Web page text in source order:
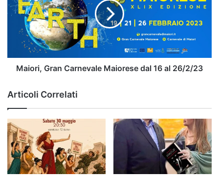
Maiorese
dal
26/2/23
Maiori, Gran Carnevale Maiorese dal 16 al 26/2/23
Articoli Correlati